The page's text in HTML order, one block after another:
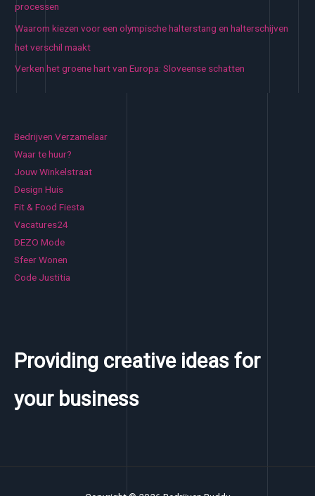
processen
Waarom kiezen voor een olympische halterstang en halterschijven
het verschil maakt
Verken het groene hart van Europa: Sloveense schatten
Bedrijven Verzamelaar
Waar te huur?
Jouw Winkelstraat
Design Huis
Fit & Food Fiesta
Vacatures24
DEZO Mode
Sfeer Wonen
Code Justitia
Providing creative ideas for
your business